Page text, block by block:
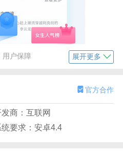
用户保障 展开更多
官方合作
商：互联网
统要求：安卓4.4